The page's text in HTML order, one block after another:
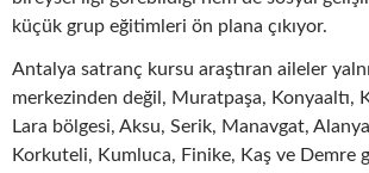
küçük grup eğitimleri ön plana çıkıyor.
Antalya satranç kursu araştıran aileler
merkezinden değil, Muratpaşa, Konyaaltı,
Lara bölgesi, Aksu, Serik, Manavgat,
Korkuteli, Kumluca, Finike, Kaş ve Demre